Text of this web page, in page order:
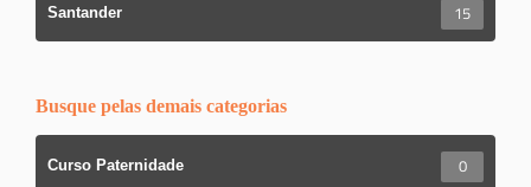
Santander 15
Busque pelas demais categorias
Curso Paternidade 0